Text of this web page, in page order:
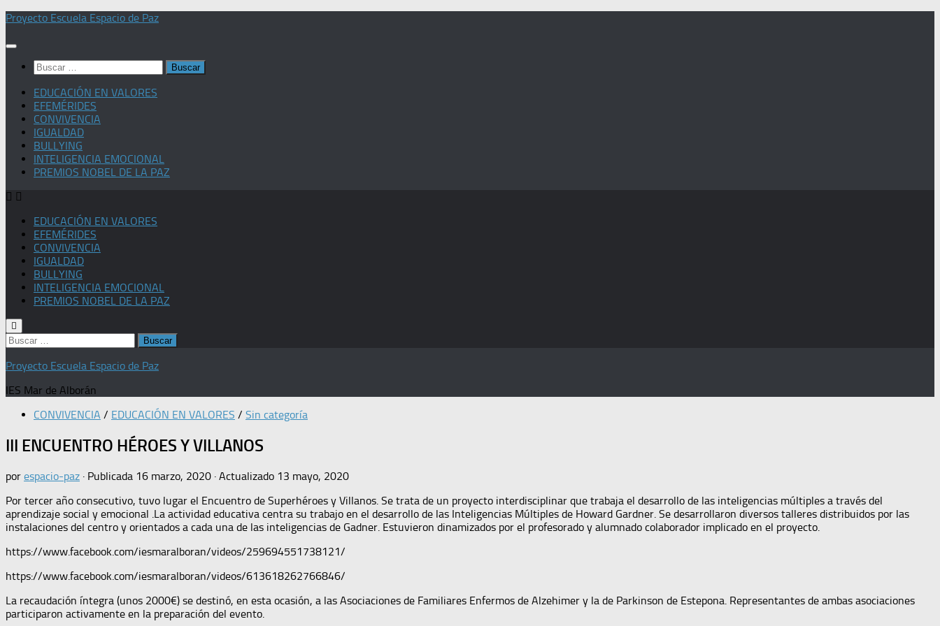
Saltar
contenido
Proyecto Escuela Espacio de Paz
Buscar:
EDUCACIÓN EN VALORES
EFEMÉRIDES
CONVIVENCIA
IGUALDAD
BULLYING
INTELIGENCIA EMOCIONAL
PREMIOS NOBEL DE LA PAZ
EDUCACIÓN EN VALORES
EFEMÉRIDES
CONVIVENCIA
IGUALDAD
BULLYING
INTELIGENCIA EMOCIONAL
PREMIOS NOBEL DE LA PAZ
Buscar:
Proyecto Escuela Espacio de Paz
IES Mar de Alborán
CONVIVENCIA / EDUCACIÓN EN VALORES / Sin categoría
III ENCUENTRO HÉROES Y VILLANOS
por espacio-paz · Publicada 16 marzo, 2020 · Actualizado 13 mayo, 2020
Por tercer año consecutivo, tuvo lugar el Encuentro de Superhéroes y Villanos. Se trata de un proyecto interdisciplinar que trabaja el desarrollo de las inteligencias múltiples a través del
aprendizaje social y emocional .La actividad educativa centra su trabajo en el desarrollo de las Inteligencias Múltiples de Howard Gardner. Se desarrollaron diversos talleres distribuidos por las
instalaciones del centro y orientados a cada una de las inteligencias de Gadner. Estuvieron dinamizados por el profesorado y alumnado colaborador implicado en el proyecto.
https://www.facebook.com/iesmaralboran/videos/259694551738121/
https://www.facebook.com/iesmaralboran/videos/613618262766846/
La recaudación íntegra (unos 2000€) se destinó, en esta ocasión, a las Asociaciones de Familiares Enfermos de Alzehimer y la de Parkinson de Estepona. Representantes de ambas asociaciones
participaron activamente en la preparación del evento.